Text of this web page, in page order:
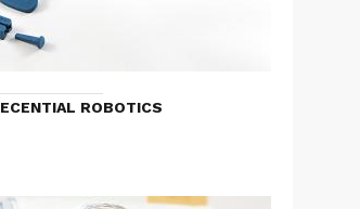
ECENTIAL ROBOTICS